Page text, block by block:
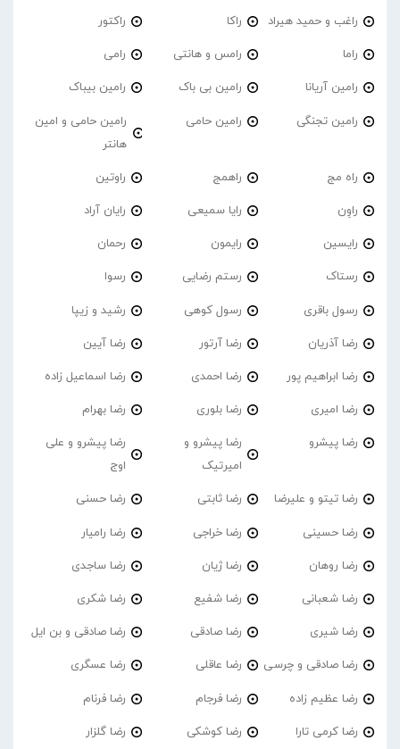
راغب و حمید هیراد راکا راکتور
راما رامس و هانتی رامی
رامین آریانا رامین بی باک رامین بیباک
رامین تجنگی رامین حامی
رامین حامی و امین
هانتر
راه مج راهمج راوتین
راوِن رایا سمیعی رایان آراد
رایسین رایمون رحمان
رستاک رستم رضایی رسوا
رسول باقری رسول کوهی رشید و زیپا
رضا آذریان رضا آرتور رضا آیین
رضا ابراهیم پور رضا احمدی رضا اسماعیل زاده
رضا امیری رضا بلوری رضا بهرام
رضا پیشرو
رضا پیشرو و
امیرتیک
رضا پیشرو و علی
اوج
رضا تیتو و علیرضا رضا ثابتی رضا حسنی
رضا حسینی رضا خراجی رضا رامیار
رضا روهان رضا ژیان رضا ساجدی
رضا شعبانی رضا شفیع رضا شکری
رضا شیری رضا صادقی رضا صادقی و بن ایل
رضا صادقی و چرسی رضا عاقلی رضا عسگری
رضا عظیم زاده رضا فرجام رضا فرنام
رضا کرمی تارا رضا کوشکی رضا گلزار